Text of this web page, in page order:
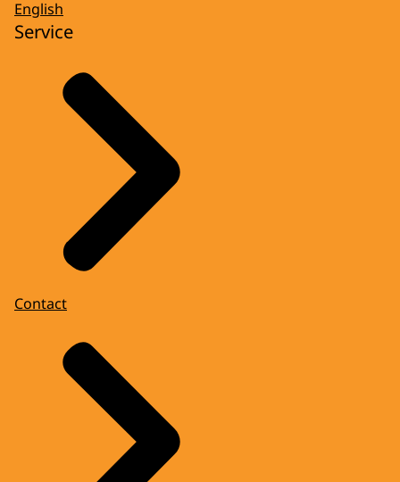
English
Service
Contact